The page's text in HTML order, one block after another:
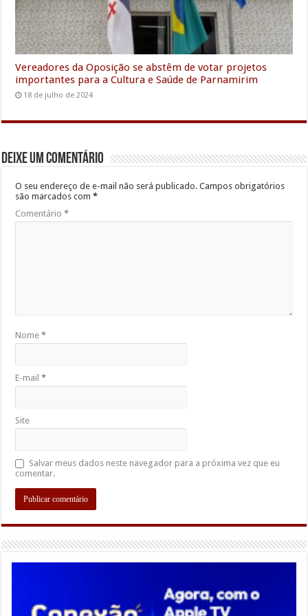
Vereadores da Oposição se abstêm de votar projetos
importantes para a Cultura e Saúde de Parnamirim
18 de julho de 2024
Deixe um comentário
O seu endereço de e-mail não será publicado. Campos obrigatórios
são marcados com*
Comentário*
Nome*
E-mail*
Site
Salvar meus dados neste navegador para a próxima vez que eu
comentar.